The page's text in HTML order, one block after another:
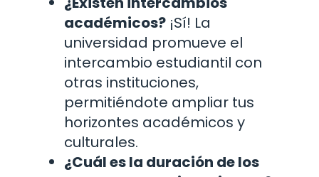
académicos? ¡Sí! La
universidad promueve el
intercambio estudiantil con
otras instituciones,
permitiéndote ampliar tus
horizontes académicos y
culturales.
¿Cuál es la duración de los